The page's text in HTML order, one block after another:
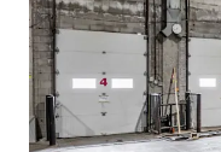
Industriel et logistique